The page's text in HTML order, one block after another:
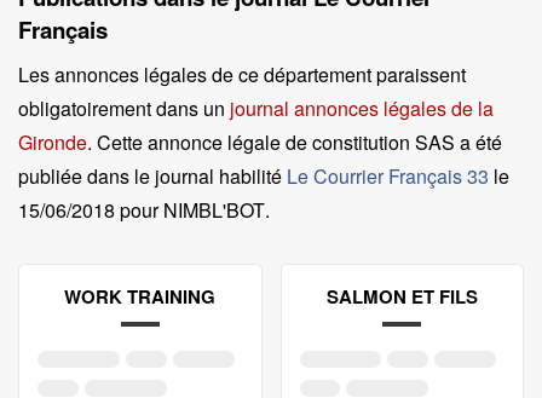
Français
Les annonces légales de ce département paraissent
obligatoirement dans un journal annonces légales de la
Gironde. Cette annonce légale de constitution SAS a été
publiée dans le journal habilité Le Courrier Français 33 le
15/06/2018 pour NIMBL'BOT.
WORK TRAINING SALMON ET FILS